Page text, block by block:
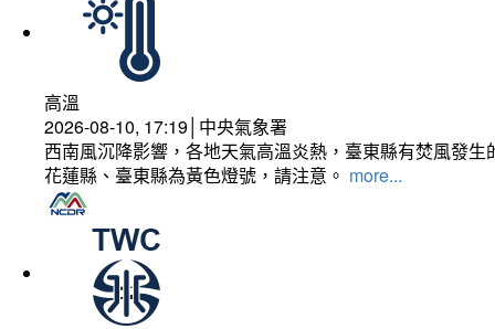
高溫
2026-08-10, 17:19│中央氣象署
西南風沉降影響，各地天氣高溫炎熱，臺東縣有焚風發
花蓮縣、臺東縣為黃色燈號，請注意。 more...